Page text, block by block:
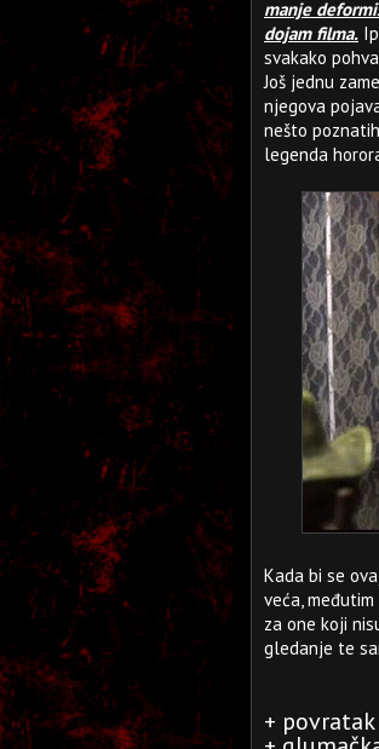
manje
dojam filma.
svakako
Još jednu
njegova
nešto
legenda
Kada bi se
veća,
za one koji
gledanje te
+